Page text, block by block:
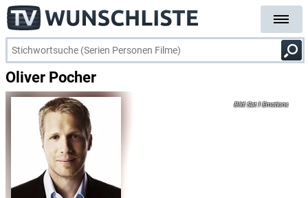
Oliver Pocher
Sat.1 Emotions